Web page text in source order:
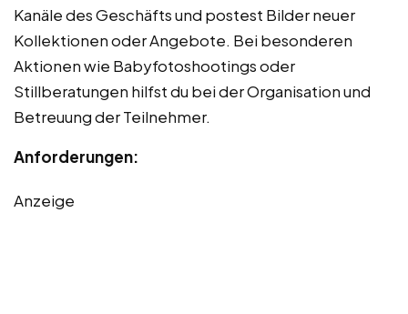
Kanäle des Geschäfts und postest Bilder neuer
Kollektionen oder Angebote. Bei besonderen
Aktionen wie Babyfotoshootings oder
Stillberatungen hilfst du bei der Organisation und
Betreuung der Teilnehmer.
Anforderungen:
Anzeige